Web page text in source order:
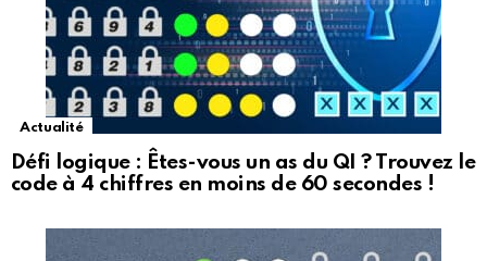
Actualité
Défi logique : Êtes-vous un as du QI ? Trouvez le
code à 4 chiffres en moins de 60 secondes !